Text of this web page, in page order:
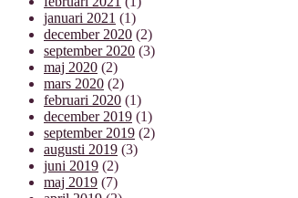
januari 2021 (1)
december 2020 (2)
september 2020 (3)
maj 2020 (2)
mars 2020 (2)
februari 2020 (1)
december 2019 (1)
september 2019 (2)
augusti 2019 (3)
juni 2019 (2)
maj 2019 (7)